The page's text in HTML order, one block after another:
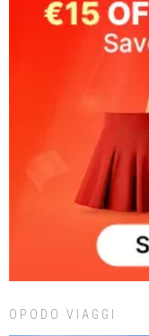
OPODO VIAGGI